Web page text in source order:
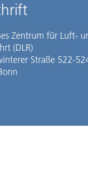
Zentrum für Luft-
(DLR)
Straße 522-